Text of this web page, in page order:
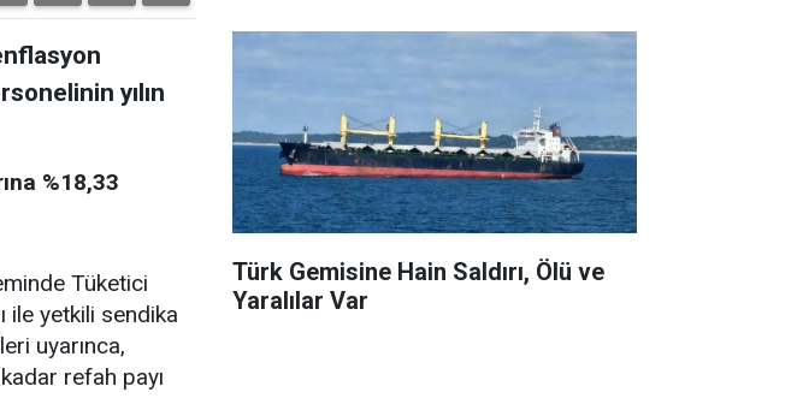
yılın
%18,33
Tüketici
ile yetkili sendika
uyarınca,
refah payı
Türk Gemisine Hain Saldırı, Ölü ve
Yaralılar Var